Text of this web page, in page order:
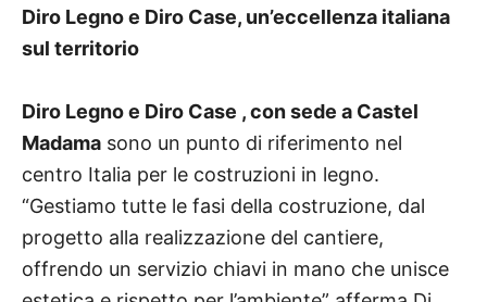
Diro Legno e Diro Case, un’eccellenza italiana
sul territorio
Diro Legno e Diro Case , con sede a Castel
Madama sono un punto di riferimento nel
centro Italia per le costruzioni in legno.
“Gestiamo tutte le fasi della costruzione, dal
progetto alla realizzazione del cantiere,
offrendo un servizio chiavi in mano che unisce